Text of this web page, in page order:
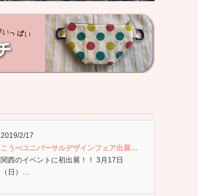
2019/2/17
こうべユニバーサルデザインフェア出展…
関西のイベントに初出展！！ 3月17日
（日）…